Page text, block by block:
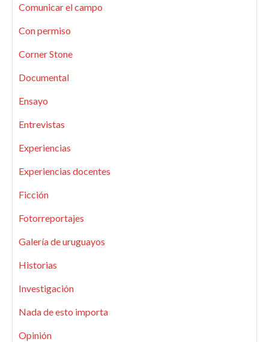
Comunicar el campo
Con permiso
Corner Stone
Documental
Ensayo
Entrevistas
Experiencias
Experiencias docentes
Ficción
Fotorreportajes
Galería de uruguayos
Historias
Investigación
Nada de esto importa
Opinión